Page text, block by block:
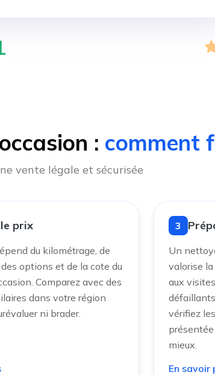
: comment
vente légale et sécurisée
prix
du kilométrage, de
options et de la cote du
Comparez avec des
dans votre région
ni brader.
3
Un
valorise
aux
vérifiez
mieux.
En savoir